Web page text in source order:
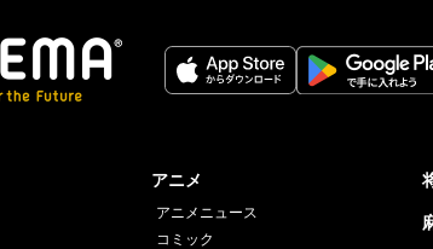
アニメ
アニメニュース
コミック